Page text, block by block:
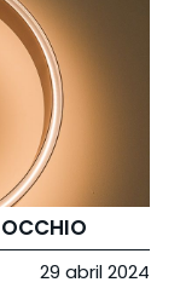
29 abril 2024